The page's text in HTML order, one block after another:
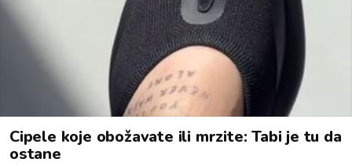
Cipele koje obožavate ili mrzite: Tabi je tu da
ostane